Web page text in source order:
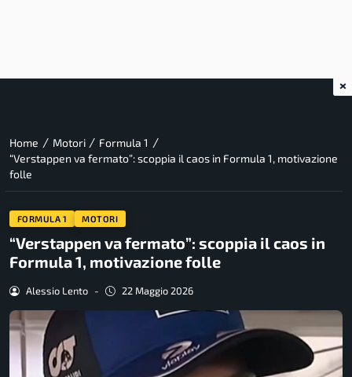
Home / Motori / Formula 1 /
“Verstappen va fermato”: scoppia il caos in Formula 1, motivazione
folle
FORMULA 1 MOTORI
“Verstappen va fermato”: scoppia il caos in
Formula 1, motivazione folle
Alessio Lento - 22 Maggio 2026
×